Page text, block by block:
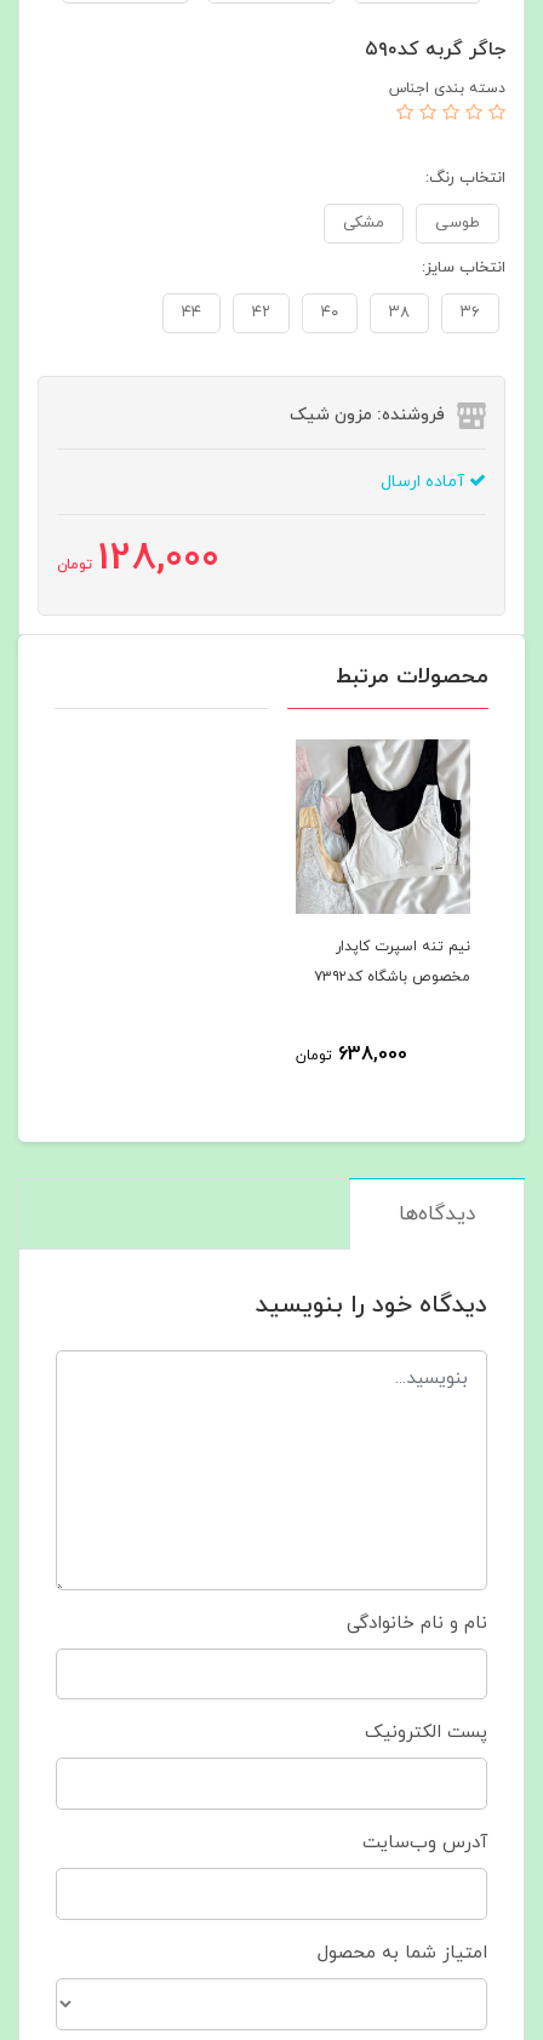
جاگر گربه کد۵۹۰
دسته بندی اجناس
انتخاب رنگ:
طوسی مشکی
انتخاب سایز:
۳۶ ۳۸ ۴۰ ۴۲ ۴۴
فروشنده: مزون شیک
آماده ارسال
128,000 تومان
محصولات مرتبط
نیم تنه اسپرت کاپدار
مخصوص باشگاه کد۷۳۹۲
638,000 تومان
دیدگاه‌ها
دیدگاه خود را بنویسید
نام و نام خانوادگی
پست الکترونیک
آدرس وب‌سایت
امتیاز شما به محصول